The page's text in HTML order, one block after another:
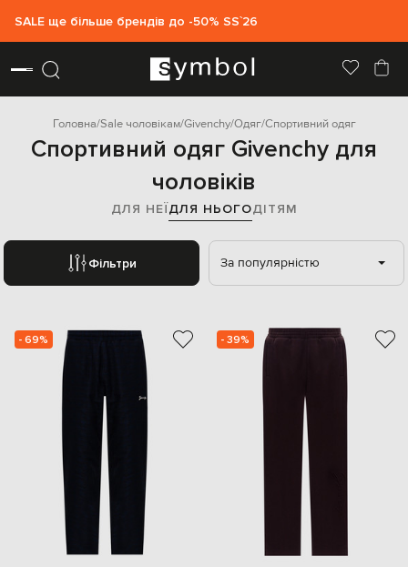
SALE ще більше брендів до -50% SS`26
Головна Sale чоловікам Givenchy Одяг Спортивний одяг
Спортивний одяг Givenchy для
чоловіків
ДЛЯ НЕЇДЛЯ НЬОГОДІТЯМ
Фільтри За популярністю
- 69% - 39%